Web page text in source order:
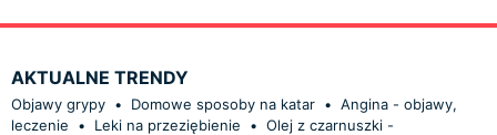
AKTUALNE TRENDY
Objawy grypy • Domowe sposoby na katar • Angina - objawy,
leczenie
• Leki na przeziębienie • Olej z czarnuszki -